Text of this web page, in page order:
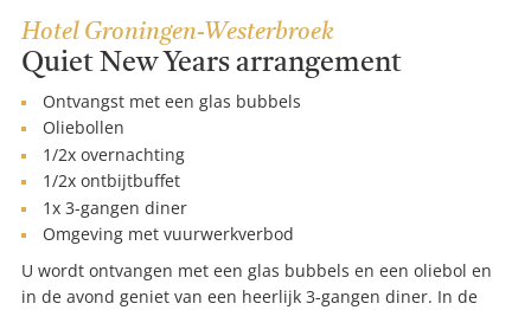
Hotel Groningen-Westerbroek
Quiet New Years arrangement
Ontvangst met een glas bubbels
Oliebollen
1/2x overnachting
1/2x ontbijtbuffet
1x 3-gangen diner
Omgeving met vuurwerkverbod
U wordt ontvangen met een glas bubbels en een oliebol en
in de avond geniet van een heerlijk 3-gangen diner. In de